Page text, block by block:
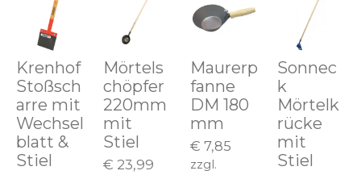
Krenhof
Stoßsch
arre mit
Wechsel
blatt &
Stiel
Mörtels
chöpfer
220mm
mit
Stiel
€ 23,99
Maurerp
fanne
DM 180
mm
€ 7,85
zzgl.
Sonnec
k
Mörtelk
rücke
mit
Stiel